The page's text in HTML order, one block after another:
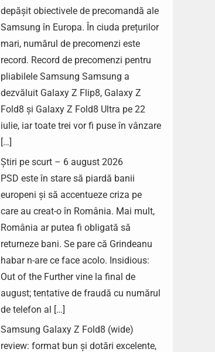
depășit obiectivele de precomandă ale
Samsung în Europa. În ciuda prețurilor
mari, numărul de precomenzi este
record. Record de precomenzi pentru
pliabilele Samsung Samsung a
dezvăluit Galaxy Z Flip8, Galaxy Z
Fold8 și Galaxy Z Fold8 Ultra pe 22
iulie, iar toate trei vor fi puse în vânzare
[…]
Știri pe scurt – 6 august 2026
PSD este în stare să piardă banii
europeni și să accentueze criza pe
care au creat-o în România. Mai mult,
România ar putea fi obligată să
returneze bani. Se pare că Grindeanu
habar n-are ce face acolo. Insidious:
Out of the Further vine la final de
august; tentative de fraudă cu numărul
de telefon al […]
Samsung Galaxy Z Fold8 (wide)
review: format bun și dotări excelente,